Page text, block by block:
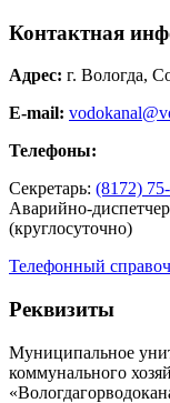
Контактная
Адрес: г. Вологда,
E-mail:
Телефоны:
Секретарь: (8172)
Аварийно-
(круглосуточно)
Телефонный
Реквизиты
Муниципальное
коммунального